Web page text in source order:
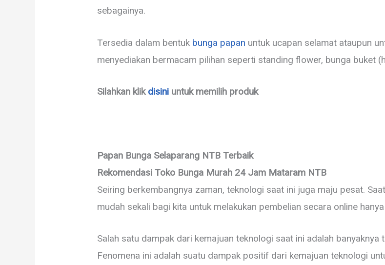
sebagainya.
Tersedia dalam bentukbunga papan untuk ucapan selamat ataupun
menyediakan bermacam pilihan seperti standing flower, bunga buket
Silahkan klik disini untuk memilih produk
Papan Bunga Selaparang NTB Terbaik
Rekomendasi Toko Bunga Murah 24 Jam Mataram NTB
Seiring berkembangnya zaman, teknologi saat ini juga maju pesat.
mudah sekali bagi kita untuk melakukan pembelian secara online
Salah satu dampak dari kemajuan teknologi saat ini adalah
Fenomena ini adalah suatu dampak positif dari kemajuan teknologi